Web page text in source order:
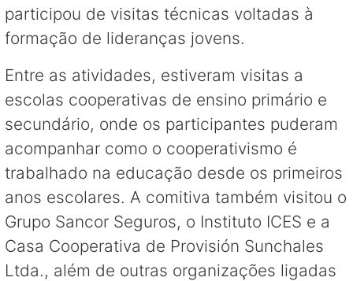
participou de visitas técnicas voltadas à
formação de lideranças jovens.
Entre as atividades, estiveram visitas a
escolas cooperativas de ensino primário e
secundário, onde os participantes puderam
acompanhar como o cooperativismo é
trabalhado na educação desde os primeiros
anos escolares. A comitiva também visitou o
Grupo Sancor Seguros, o Instituto ICES e a
Casa Cooperativa de Provisión Sunchales
Ltda., além de outras organizações ligadas